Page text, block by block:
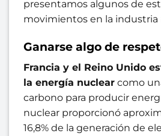
presentamos algunos de
movimientos en la industria
Ganarse algo de
Francia y el Reino Unido
la energía nuclear como
carbono para producir
nuclear proporcionó
16,8% de la generación de